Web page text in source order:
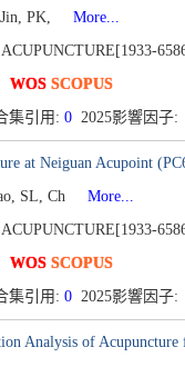
PK,
More...
WOS SCOPUS
集引用: 0 2025影響因子
at Neiguan Acupoint
SL, Ch
More...
WOS SCOPUS
集引用: 0 2025影響因子
Analysis of